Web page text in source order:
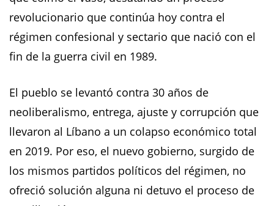
revolucionario que continúa hoy contra el
régimen confesional y sectario que nació con el
fin de la guerra civil en 1989.
El pueblo se levantó contra 30 años de
neoliberalismo, entrega, ajuste y corrupción que
llevaron al Líbano a un colapso económico total
en 2019. Por eso, el nuevo gobierno, surgido de
los mismos partidos políticos del régimen, no
ofreció solución alguna ni detuvo el proceso de